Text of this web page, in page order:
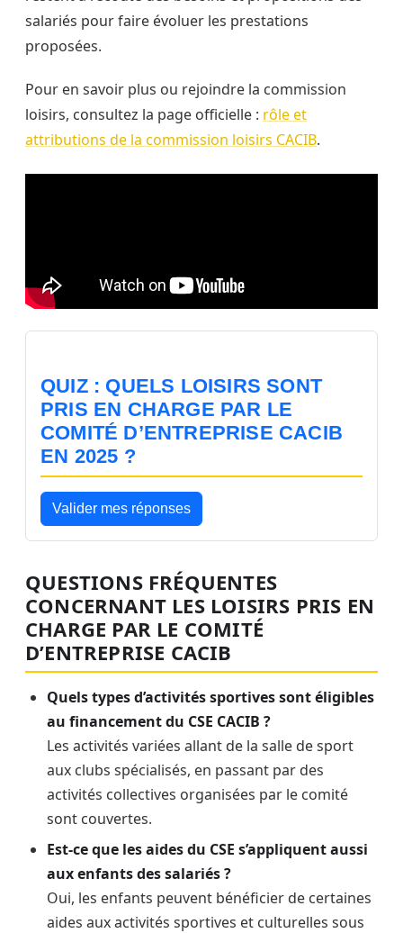
salariés pour faire évoluer les prestations
proposées.
Pour en savoir plus ou rejoindre la commission
loisirs, consultez la page officielle : rôle et
attributions de la commission loisirs CACIB.
QUIZ : QUELS LOISIRS SONT
PRIS EN CHARGE PAR LE
COMITÉ D’ENTREPRISE CACIB
EN 2025 ?
Valider mes réponses
QUESTIONS FRÉQUENTES
CONCERNANT LES LOISIRS PRIS EN
CHARGE PAR LE COMITÉ
D’ENTREPRISE CACIB
Quels types d’activités sportives sont éligibles
au financement du CSE CACIB ?
Les activités variées allant de la salle de sport
aux clubs spécialisés, en passant par des
activités collectives organisées par le comité
sont couvertes.
Est-ce que les aides du CSE s’appliquent aussi
aux enfants des salariés ?
Oui, les enfants peuvent bénéficier de certaines
aides aux activités sportives et culturelles sous